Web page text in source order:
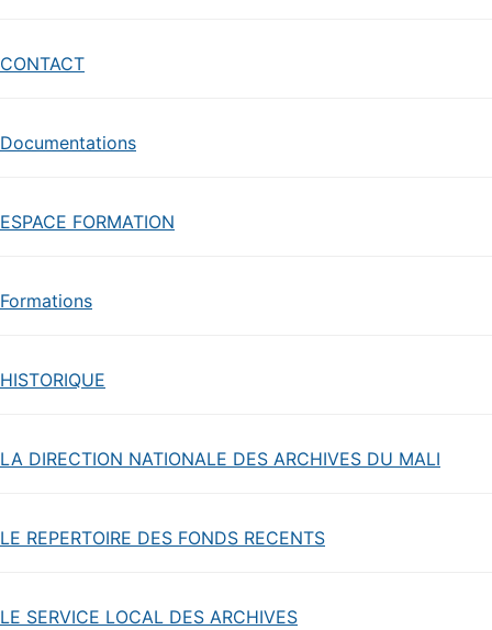
CONTACT
Documentations
ESPACE FORMATION
Formations
HISTORIQUE
LA DIRECTION NATIONALE DES ARCHIVES DU MALI
LE REPERTOIRE DES FONDS RECENTS
LE SERVICE LOCAL DES ARCHIVES